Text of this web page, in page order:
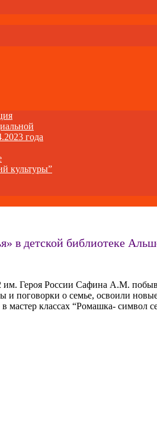
года
культуры”
в детской библиотеке
России Сафина А.М.
и поговорки о семье, освоили
классах “Ромашка- символ